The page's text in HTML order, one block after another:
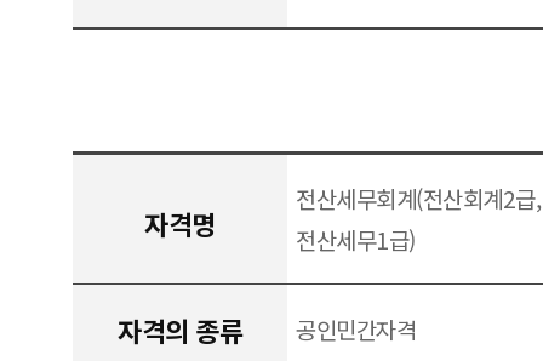
자격명
전산세무회계(전산회계2
전산세무1급)
자격의 종류 공인민간자격